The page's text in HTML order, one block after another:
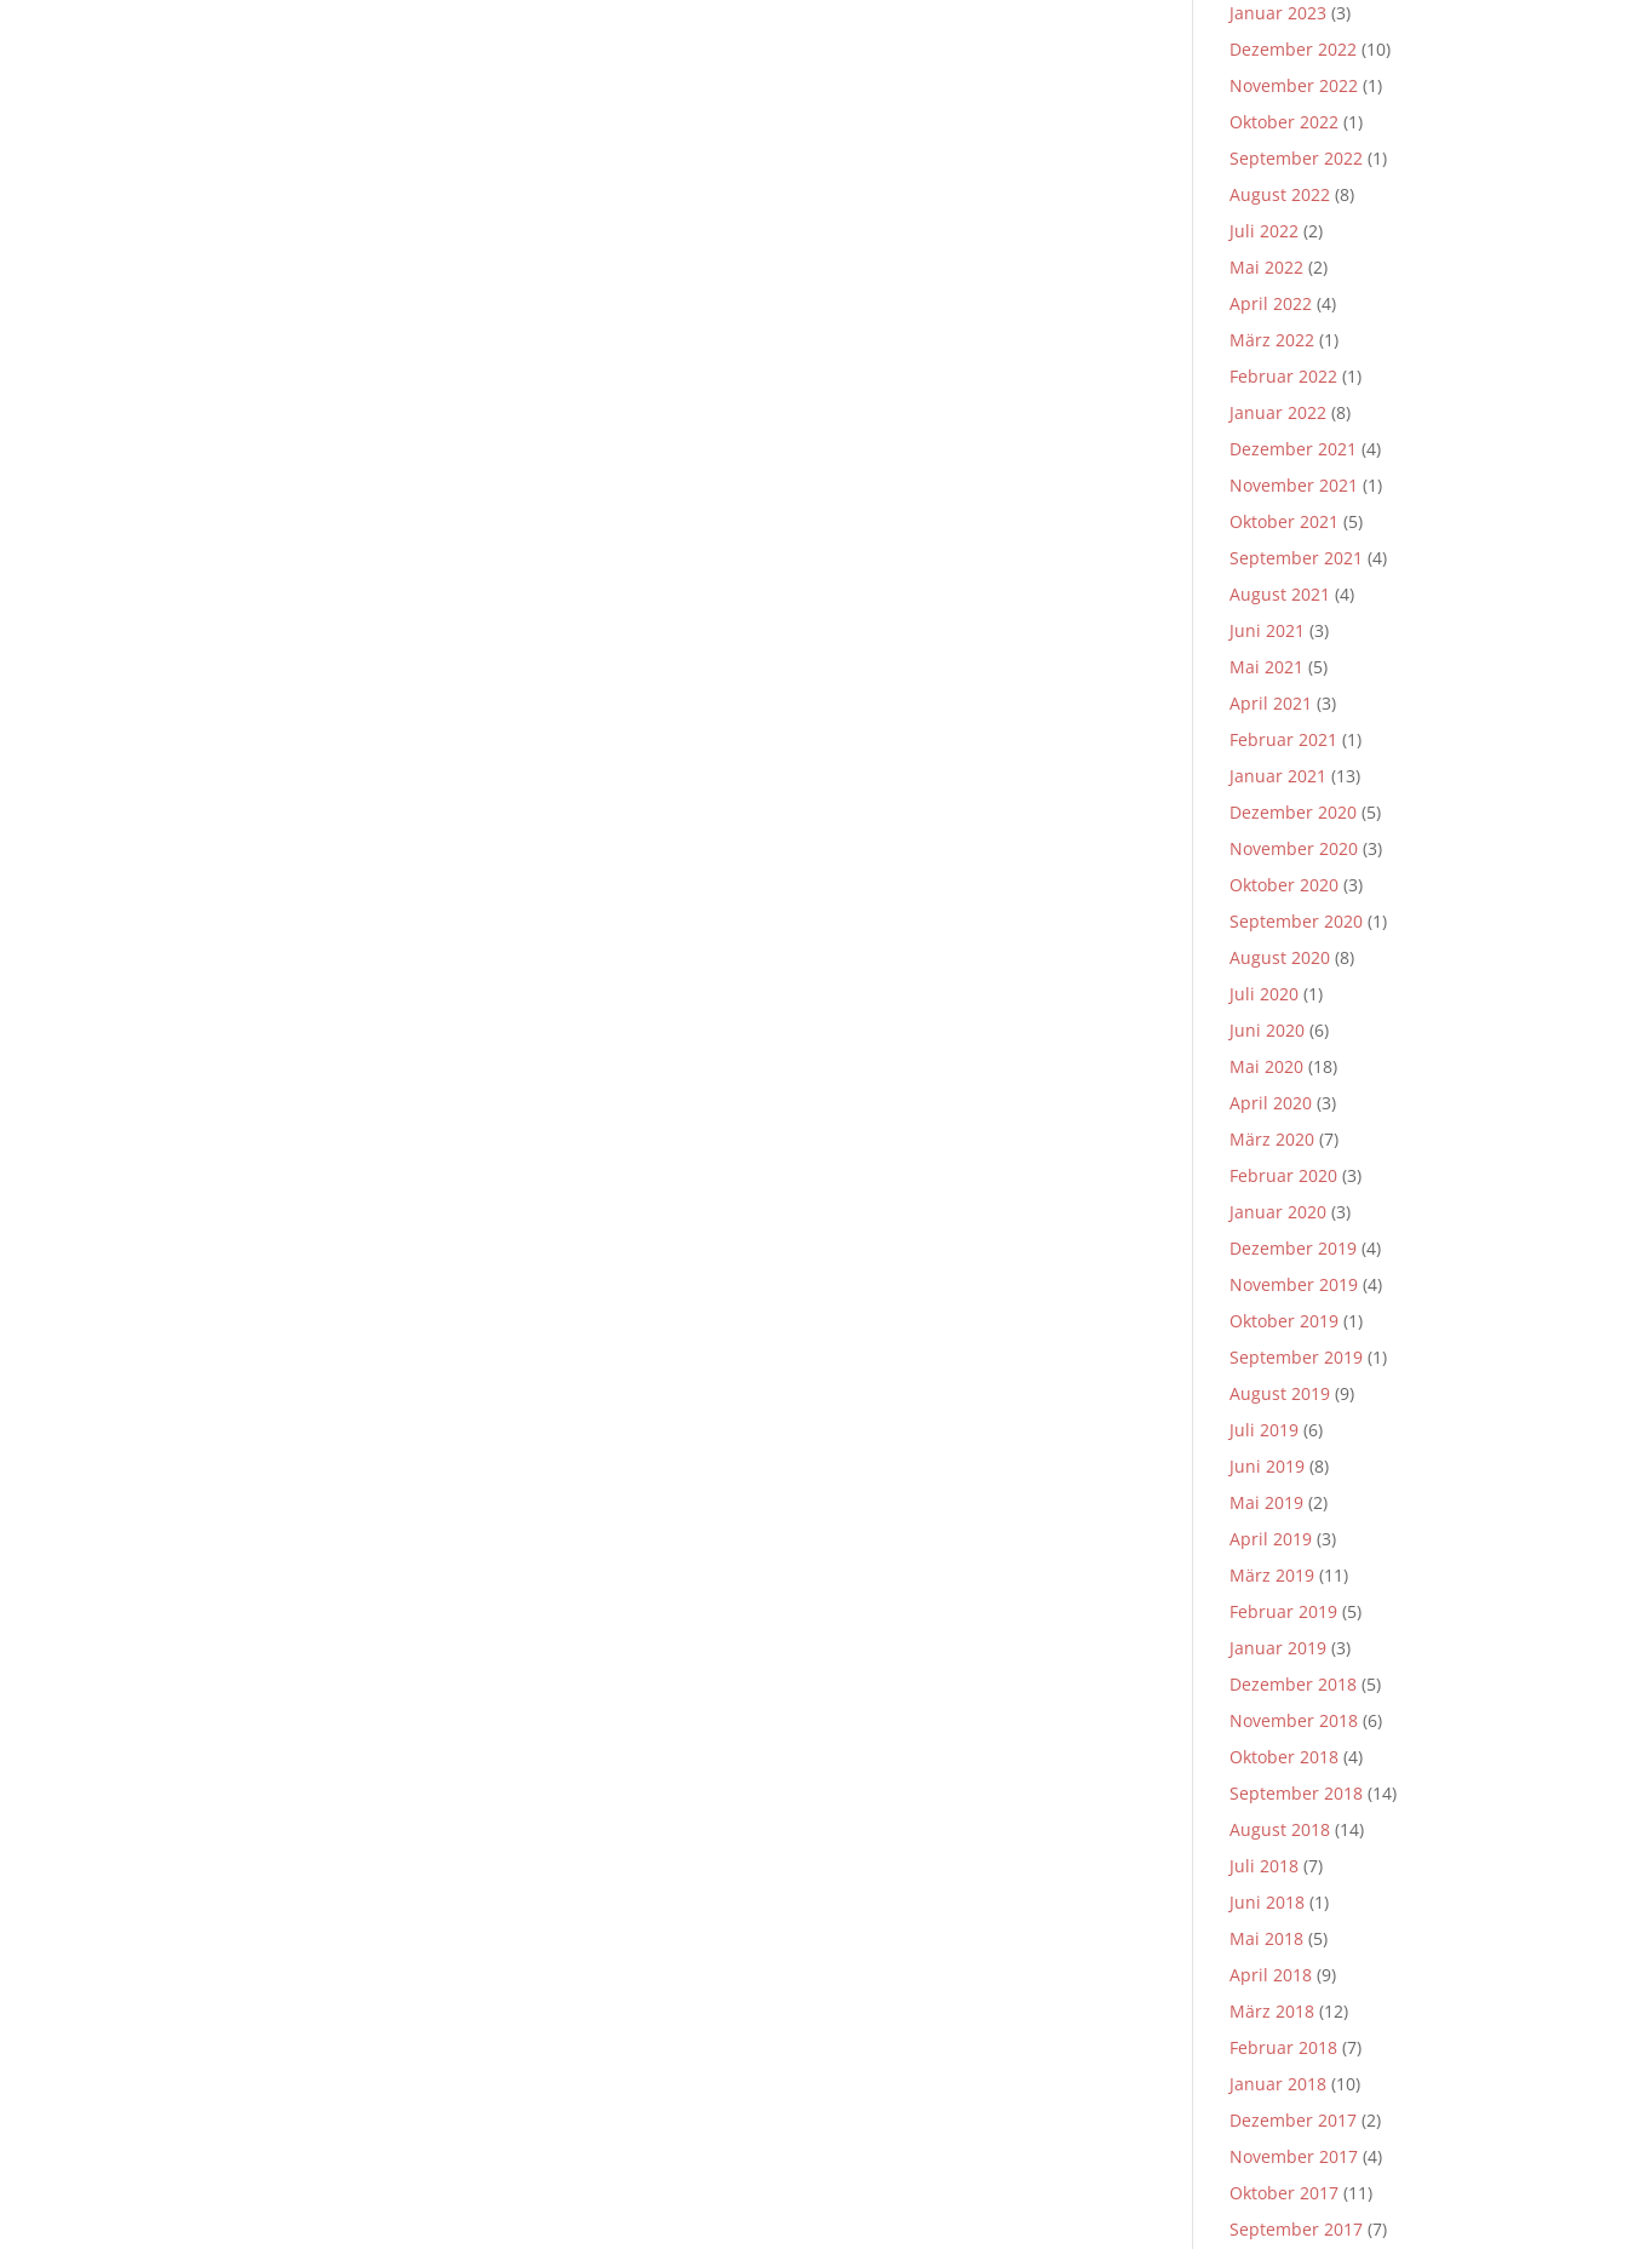
Januar 2023 (3)
Dezember 2022 (10)
November 2022 (1)
Oktober 2022 (1)
September 2022 (1)
August 2022 (8)
Juli 2022 (2)
Mai 2022 (2)
April 2022 (4)
März 2022 (1)
Februar 2022 (1)
Januar 2022 (8)
Dezember 2021 (4)
November 2021 (1)
Oktober 2021 (5)
September 2021 (4)
August 2021 (4)
Juni 2021 (3)
Mai 2021 (5)
April 2021 (3)
Februar 2021 (1)
Januar 2021 (13)
Dezember 2020 (5)
November 2020 (3)
Oktober 2020 (3)
September 2020 (1)
August 2020 (8)
Juli 2020 (1)
Juni 2020 (6)
Mai 2020 (18)
April 2020 (3)
März 2020 (7)
Februar 2020 (3)
Januar 2020 (3)
Dezember 2019 (4)
November 2019 (4)
Oktober 2019 (1)
September 2019 (1)
August 2019 (9)
Juli 2019 (6)
Juni 2019 (8)
Mai 2019 (2)
April 2019 (3)
März 2019 (11)
Februar 2019 (5)
Januar 2019 (3)
Dezember 2018 (5)
November 2018 (6)
Oktober 2018 (4)
September 2018 (14)
August 2018 (14)
Juli 2018 (7)
Juni 2018 (1)
Mai 2018 (5)
April 2018 (9)
März 2018 (12)
Februar 2018 (7)
Januar 2018 (10)
Dezember 2017 (2)
November 2017 (4)
Oktober 2017 (11)
September 2017 (7)